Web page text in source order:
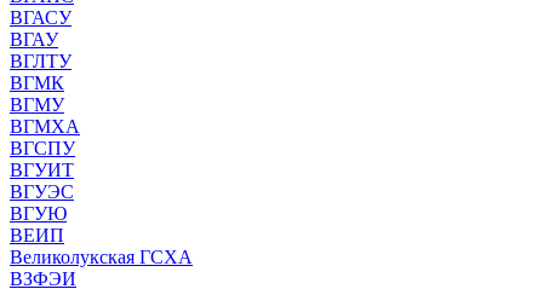
ВГАСУ
ВГАУ
ВГЛТУ
ВГМК
ВГМУ
ВГМХА
ВГСПУ
ВГУИТ
ВГУЭС
ВГУЮ
ВЕИП
Великолукская ГСХА
ВЗФЭИ